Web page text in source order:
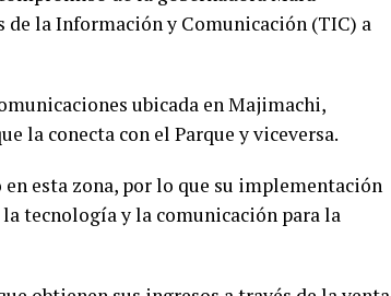
de la Información y Comunicación (TIC) a
ubicada en Majimachi,
la conecta con el Parque y viceversa.
esta zona, por lo que su implementación
tecnología y la comunicación para la